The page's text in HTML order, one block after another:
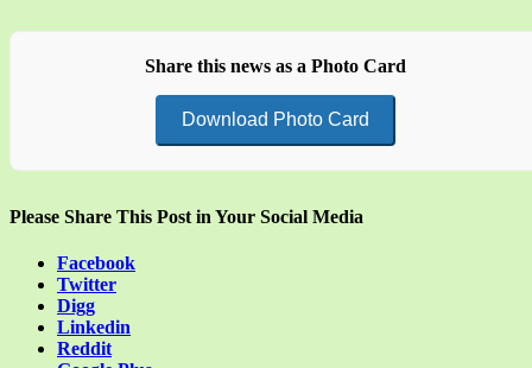
Share this news as a Photo Card
Download Photo Card
Please Share This Post in Your Social Media
Facebook
Twitter
Digg
Linkedin
Reddit